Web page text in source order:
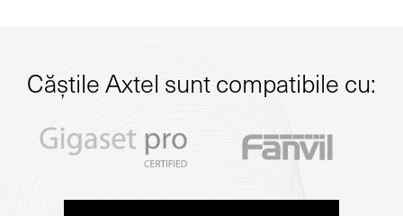
Căștile Axtel sunt compatibile cu: